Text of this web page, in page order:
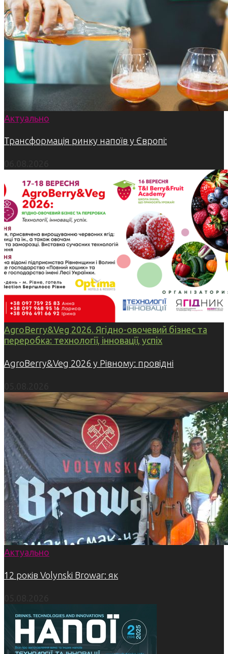
Актуально
Трансформація ринку напоїв у Європі:
AgroBerry&Veg 2026. Ягідно-овочевий бізнес та
переробка: технології, інновації, успіх
AgroBerry&Veg 2026 у Рівному: провідні
Актуально
12 років Volynski Browar: як